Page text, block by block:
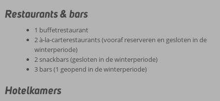
Restaurants & bars
1 buffetrestaurant
2 à-la-carterestaurants (vooraf reserveren en gesloten in de
winterperiode)
2 snackbars (gesloten in de winterperiode)
3 bars (1 geopend in de winterperiode)
Hotelkamers